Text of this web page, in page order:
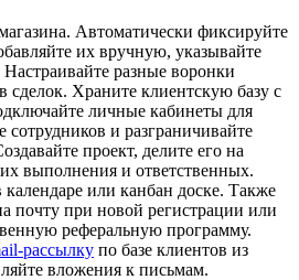
Автоматически фиксируйте
их вручную, указывайте
разные воронки
сделок. Храните клиентскую базу с
личные кабинеты для
сотрудников и разграничивайте
проект, делите его на
выполнения и ответственных.
или канбан доске. Также
почту при новой регистрации или
реферальную программу.
рассылку по базе клиентов из
вложения к письмам.